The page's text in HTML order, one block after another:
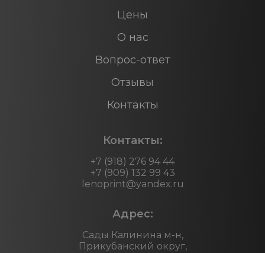
Контакты:
+7 (918) 276 94 44
+7 (909) 132 99 43
lenoprint@yandex.ru
Адрес:
Сады Калинина м-н,
Прикубанский округ,
Цены
О нас
Вопрос-ответ
Отзывы
Контакты